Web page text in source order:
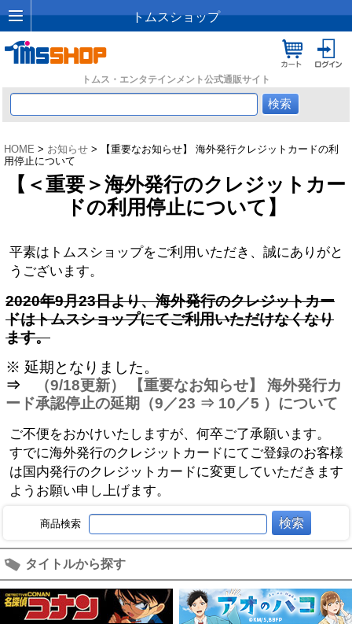
トムスショップ
トムス・エンタテインメント公式通販サイト
HOME > お知らせ > 【重要なお知らせ】 海外発行クレジットカードの利
用停止について
【＜重要＞海外発行のクレジットカー
ドの利用停止について】
平素はトムスショップをご利用いただき、誠にありがと
うございます。
2020年9月23日より、海外発行のクレジットカー
ドはトムスショップにてご利用いただけなくなり
ます。
※ 延期となりました。
⇒
（9/18更新） 【重要なお知らせ】 海外発行カ
ード承認停止の延期（9／23 ⇒ 10／5 ）について
ご不便をおかけいたしますが、何卒ご了承願います。
すでに海外発行のクレジットカードにてご登録のお客様
は国内発行のクレジットカードに変更していただきます
ようお願い申し上げます。
商品検索
タイトルから探す